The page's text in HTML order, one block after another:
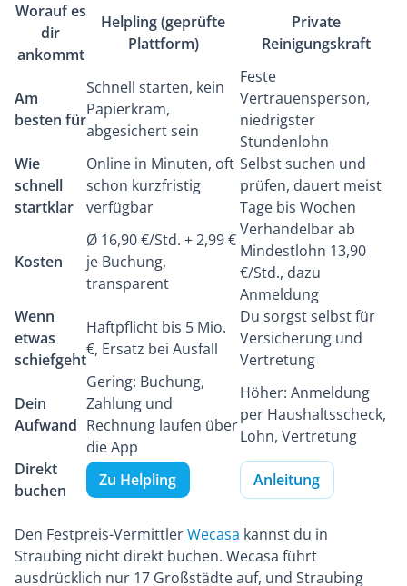
Worauf es
dir
ankommt
Helpling (geprüfte
Plattform)
Private
Reinigungskraft
Am
besten für
Schnell starten, kein
Papierkram,
abgesichert sein
Feste
Vertrauensperson,
niedrigster
Stundenlohn
Wie
schnell
startklar
Online in Minuten, oft
schon kurzfristig
verfügbar
Selbst suchen und
prüfen, dauert meist
Tage bis Wochen
Kosten
Ø 16,90 €/Std. + 2,99 €
je Buchung,
transparent
Verhandelbar ab
Mindestlohn 13,90
€/Std., dazu
Anmeldung
Wenn
etwas
schiefgeht
Haftpflicht bis 5 Mio.
€, Ersatz bei Ausfall
Du sorgst selbst für
Versicherung und
Vertretung
Dein
Aufwand
Gering: Buchung,
Zahlung und
Rechnung laufen über
die App
Höher: Anmeldung
per Haushaltsscheck,
Lohn, Vertretung
Direkt
buchen
Zu Helpling Anleitung
Den Festpreis-VermittlerWecasa kannst du in
Straubing nicht direkt buchen. Wecasa führt
ausdrücklich nur 17 Großstädte auf, und Straubing